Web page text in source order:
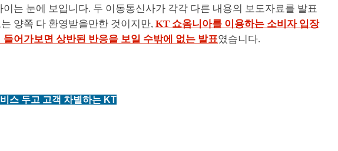
이는 눈에 보입니다. 두 이동통신사가 각각 다른 내용의 보도자료를 발표
양쪽 다 환영받을만한 것이지만,KT 쇼옴니아를 이용하는 소비자 입장
들어가보면 상반된 반응을 보일 수밖에 없는 발표였습니다.
스 두고 고객 차별하는 KT